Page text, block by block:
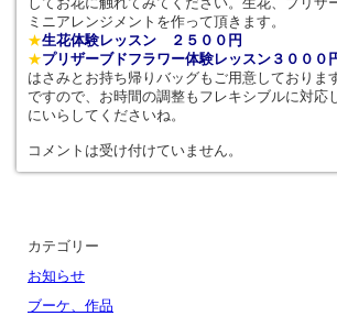
ミニアレンジメントを作って頂きます。
★生花体験レッスン ２５００円
★プリザーブドフラワー体験レッスン３０００
はさみとお持ち帰りバッグもご用意しておりま
ですので、お時間の調整もフレキシブルに対応
にいらしてくださいね。
コメントは受け付けていません。
カテゴリー
お知らせ
ブーケ、作品